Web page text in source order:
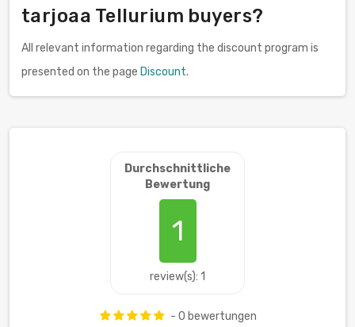
tarjoaa Tellurium buyers?
All relevant information regarding the discount program is
presented on the page Discount.
Durchschnittliche
Bewertung
1
review(s): 1
- 0 bewertungen